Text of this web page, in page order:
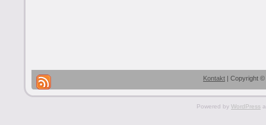
Kontakt | Copyright ©
Powered by WordPress